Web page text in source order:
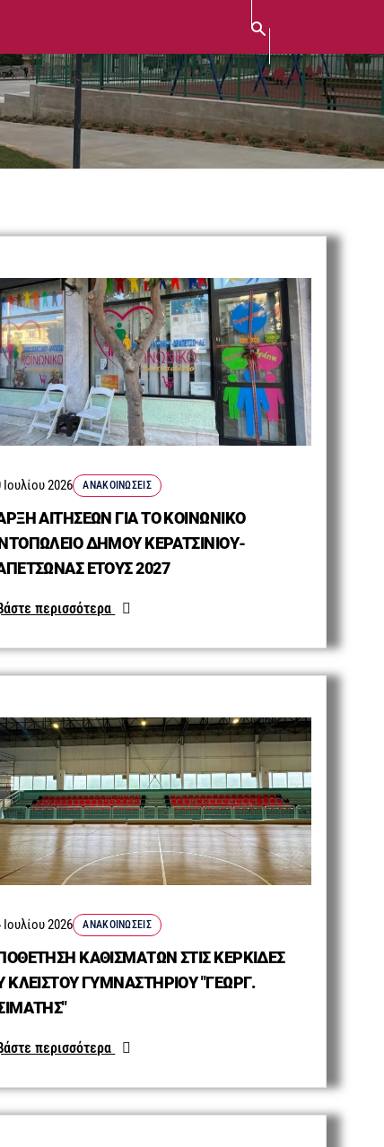
ΑΙΤΗΣΕΩΝ ΓΙΑ ΤΟ ΚΟΙΝΩΝΙΚΟ
ΔΗΜΟΥ ΚΕΡΑΤΣΙΝΙΟΥ-
ΕΤΟΥΣ 2027
Ιουλίου 2026 ΑΝΑΚΟΙΝΏΣΕΙΣ
περισσότερα
ΚΑΘΙΣΜΑΤΩΝ ΣΤΙΣ ΚΕΡΚΙΔΕΣ
ΚΛΕΙΣΤΟΥ ΓΥΜΝΑΣΤΗΡΙΟΥ "ΓΕΩΡΓ.
Ιουλίου 2026 ΑΝΑΚΟΙΝΏΣΕΙΣ
περισσότερα